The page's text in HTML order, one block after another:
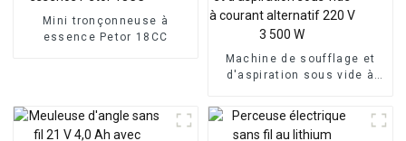
Mini tronçonneuse à
essence Petor 18CC
Machine de soufflage et
d'aspiration sous vide à